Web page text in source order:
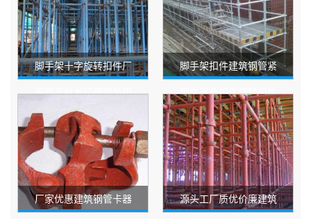
脚手架十字旋转扣件厂
家现货批发玛钢建筑扣
件直角国标十字扣件
脚手架扣件建筑钢管紧
固件直角扣件旋转扣件
现货供应量大优惠
厂家优惠建筑钢管卡器 源头工厂质优价廉建筑